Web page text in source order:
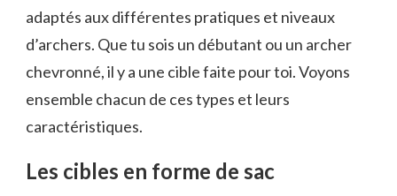
adaptés aux différentes pratiques et niveaux
d’archers. Que tu sois un débutant ou un archer
chevronné, il y a une cible faite pour toi. Voyons
ensemble chacun de ces types et leurs
caractéristiques.
Les cibles en forme de sac